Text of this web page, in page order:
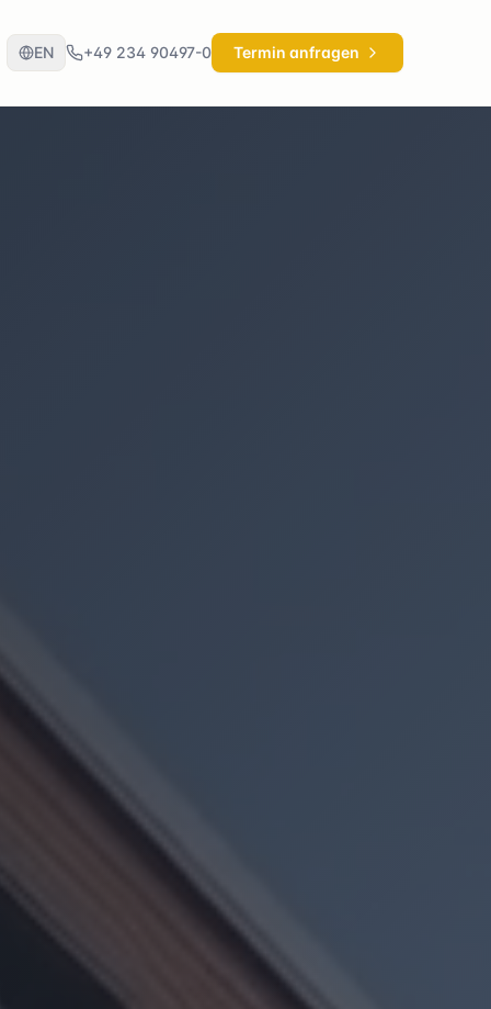
EN +49 234 90497-0 Termin anfragen